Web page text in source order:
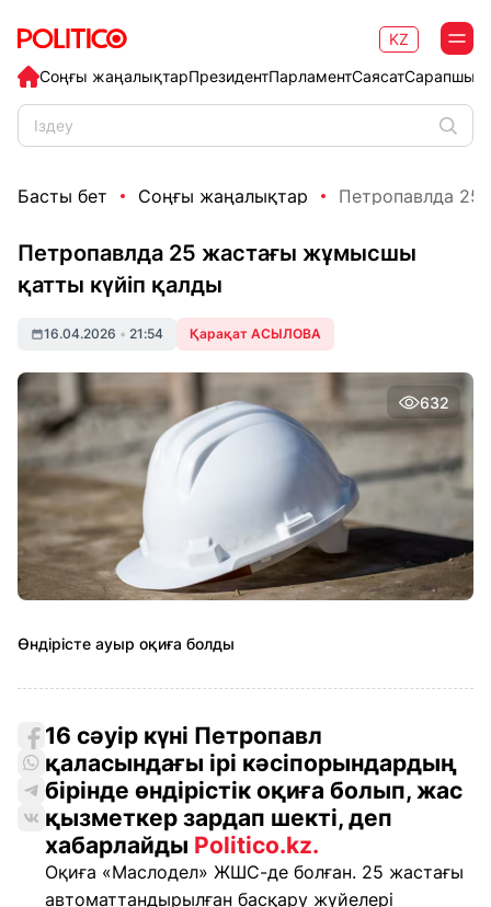
Соңғы жаңалықтарПрезидентПарламентСаясат
KZ
Басты бет Соңғы жаңалықтар Петропавлда 25
Петропавлда 25 жастағы жұмысшы
қатты күйіп қалды
16.04.2026 • 21:54 Қарақат АСЫЛОВА
632
Өндірісте ауыр оқиға болды
16 сәуір күні Петропавл
қаласындағы ірі кәсіпорындардың
бірінде өндірістік оқиға болып, жас
қызметкер зардап шекті, деп
хабарлайды Politico.kz.
Оқиға «Маслодел» ЖШС-де болған. 25 жастағы
автоматтандырылған басқару жүйелері